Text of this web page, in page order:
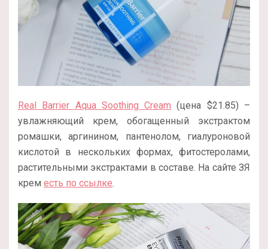
Real Barrier Aqua Soothing Cream (цена $21.85) –
увлажняющий крем, обогащенный экстрактом
ромашки, аргинином, пантенолом, гиалуроновой
кислотой в нескольких формах, фитостеролами,
растительными экстрактами в составе. На сайте ЗЯ
крем есть по ссылке.